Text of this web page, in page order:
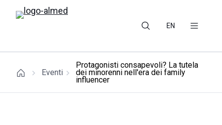
EN
Eventi
Protagonisti consapevoli? La tutela
dei minorenni nell'era dei family
influencer